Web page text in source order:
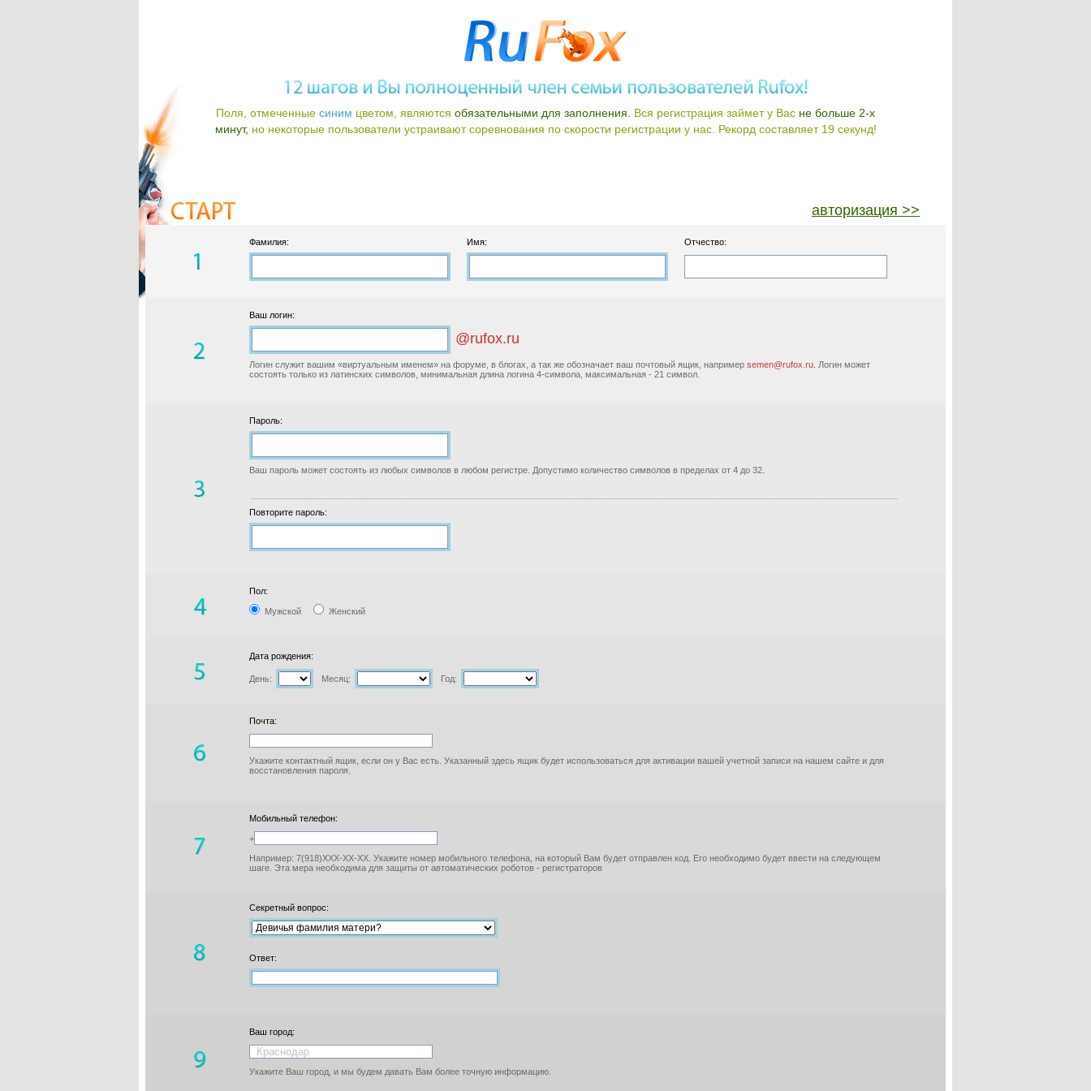
Поля, отмеченные синим цветом, являются обязательными для заполнения. Вся регистрация займет у Вас не больше 2-х
минут, но некоторые пользователи устраивают соревнования по скорости регистрации у нас. Рекорд составляет 19 секунд!
авторизация >>
Фамилия: Имя: Отчество:
Ваш логин:
@rufox.ru
Логин служит вашим «виртуальным именем» на форуме, в блогах, а так же обозначает ваш почтовый ящик, например semen@rufox.ru. Логин может
состоять только из латинских символов, минимальная длина логина 4-символа, максимальная - 21 символ.
Пароль:
Ваш пароль может состоять из любых символов в любом регистре. Допустимо количество символов в пределах от 4 до 32.
Повторите пароль:
Пол:
Мужской Женский
Дата рождения:
День: Месяц: Год:
Почта:
Укажите контактный ящик, если он у Вас есть. Указанный здесь ящик будет использоваться для активации вашей учетной записи на нашем сайте и для
восстановления пароля.
Мобильный телефон:
+
Например: 7(918)XXX-XX-XX. Укажите номер мобильного телефона, на который Вам будет отправлен код. Его необходимо будет ввести на следующем
шаге. Эта мера необходима для защиты от автоматических роботов - регистраторов
Секретный вопрос:
Ответ:
Ваш город:
Укажите Ваш город, и мы будем давать Вам более точную информацию.